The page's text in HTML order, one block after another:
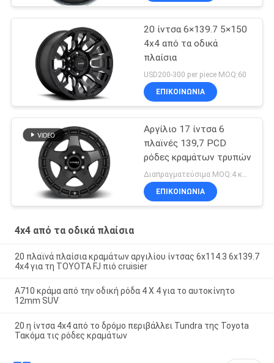
20 ίντσα 6×139.7 5×150
4x4 από τα οδικά
πλαίσια
USD200-300 per piece MOQ:60
ΕΠΙΚΟΙΝΩΝΊΑ
Αργίλιο 17 ίντσα 6
πλαϊνές 139,7 PCD
ρόδες κραμάτων τρυπών
ΕΠΙΚΟΙΝΩΝΊΑ
4x4 από τα οδικά πλαίσια
20 πλαϊνά πλαίσια κραμάτων αργιλίου ίντσας 6x114.3 6x139.7
4x4 για τη TOYOTA FJ πιό cruisier
A710 κράμα από την οδική ρόδα 4 X 4 για το αυτοκίνητο
12mm SUV
20 η ίντσα 4x4 από το δρόμο περιβάλλει Tundra της Toyota
Τακόμα τις ρόδες κραμάτων